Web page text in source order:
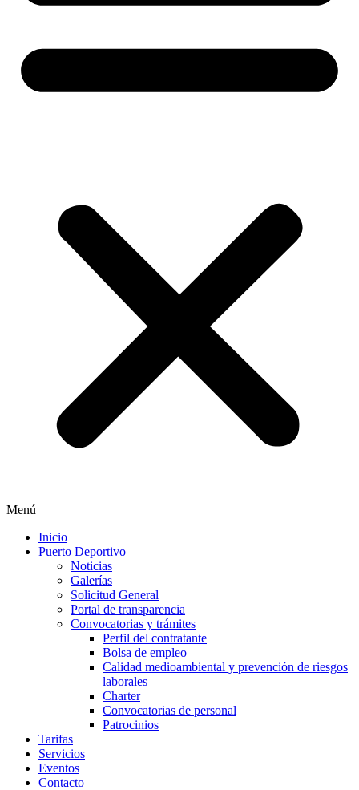
Menú
Inicio
Puerto Deportivo
Noticias
Galerías
Solicitud General
Portal de transparencia
Convocatorias y trámites
Perfil del contratante
Bolsa de empleo
Calidad medioambiental y prevención de riesgos
laborales
Charter
Convocatorias de personal
Patrocinios
Tarifas
Servicios
Eventos
Contacto